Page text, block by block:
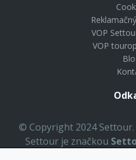
VOP
VOP
© Copyright 2024
Settour je značkou